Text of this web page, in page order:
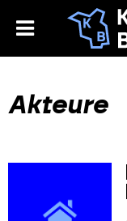
toggle
Akteure